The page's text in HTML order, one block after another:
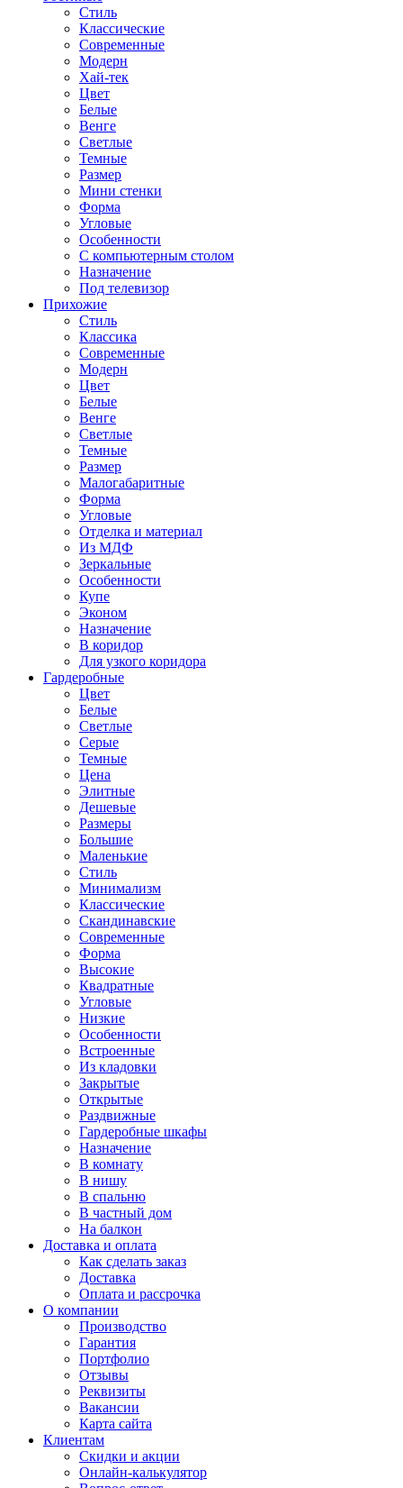
Стиль
Классические
Современные
Модерн
Хай-тек
Цвет
Белые
Венге
Светлые
Темные
Размер
Мини стенки
Форма
Угловые
Особенности
С компьютерным столом
Назначение
Под телевизор
Прихожие
Стиль
Классика
Современные
Модерн
Цвет
Белые
Венге
Светлые
Темные
Размер
Малогабаритные
Форма
Угловые
Отделка и материал
Из МДФ
Зеркальные
Особенности
Купе
Эконом
Назначение
В коридор
Для узкого коридора
Гардеробные
Цвет
Белые
Светлые
Серые
Темные
Цена
Элитные
Дешевые
Размеры
Большие
Маленькие
Стиль
Минимализм
Классические
Скандинавские
Современные
Форма
Высокие
Квадратные
Угловые
Низкие
Особенности
Встроенные
Из кладовки
Закрытые
Открытые
Раздвижные
Гардеробные шкафы
Назначение
В комнату
В нишу
В спальню
В частный дом
На балкон
Доставка и оплата
Как сделать заказ
Доставка
Оплата и рассрочка
О компании
Производство
Гарантия
Портфолио
Отзывы
Реквизиты
Вакансии
Карта сайта
Клиентам
Скидки и акции
Онлайн-калькулятор